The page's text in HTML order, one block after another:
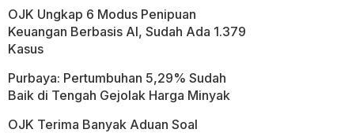
OJK Ungkap 6 Modus Penipuan
Keuangan Berbasis AI, Sudah Ada 1.379
Kasus
Purbaya: Pertumbuhan 5,29% Sudah
Baik di Tengah Gejolak Harga Minyak
OJK Terima Banyak Aduan Soal